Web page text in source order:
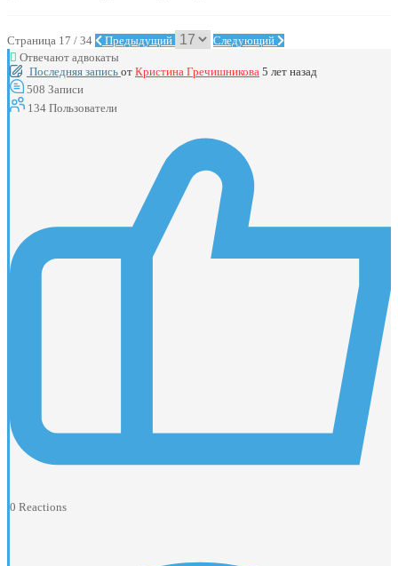
Страница 17 / 34 Предыдущий
Следующий
Отвечают адвокаты
Последняя запись от Кристина Гречишникова 5 лет назад
508 Записи
134 Пользователи
0 Reactions